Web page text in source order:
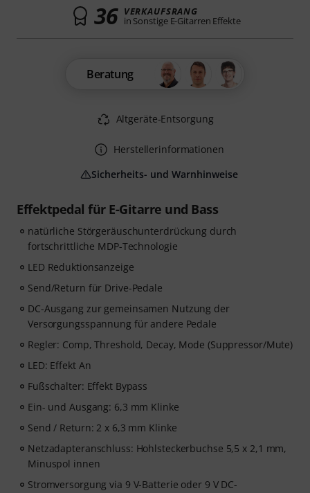
Effektpedal für E-Gitarre und Bass
natürliche Störgeräuschunterdrückung durch
fortschrittliche MDP-Technologie
LED Reduktionsanzeige
Send/Return für Drive-Pedale
DC-Ausgang zur gemeinsamen Nutzung der
Versorgungsspannung für andere Pedale
Regler: Comp, Threshold, Decay, Mode (Suppressor/Mute)
LED: Effekt An
Fußschalter: Effekt Bypass
Ein- und Ausgang: 6,3 mm Klinke
Send / Return: 2 x 6,3 mm Klinke
Netzadapteranschluss: Hohlsteckerbuchse 5,5 x 2,1 mm,
Minuspol innen
Stromversorgung via 9 V-Batterie oder 9 V DC-
36 VERKAUFSRANG
in Sonstige E-Gitarren Effekte
Beratung
Altgeräte-Entsorgung
Herstellerinformationen
Sicherheits- und Warnhinweise